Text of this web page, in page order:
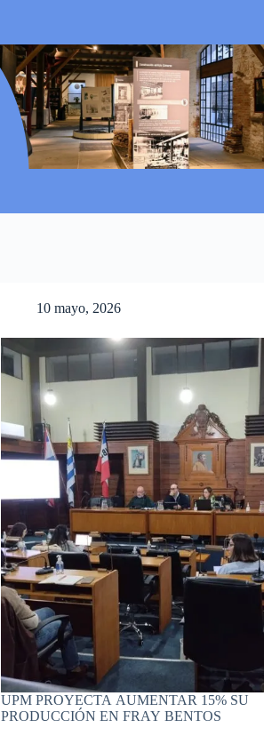
10 mayo, 2026
UPM PROYECTA AUMENTAR 15% SU
PRODUCCIÓN EN FRAY BENTOS